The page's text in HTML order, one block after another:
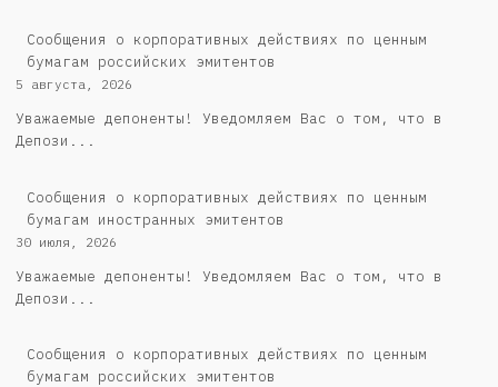
Cообщения о корпоративных действиях по ценным
бумагам российских эмитентов
5 августа, 2026
Уважаемые депоненты! Уведомляем Вас о том, что в
Депози...
Сообщения о корпоративных действиях по ценным
бумагам иностранных эмитентов
30 июля, 2026
Уважаемые депоненты! Уведомляем Вас о том, что в
Депози...
Cообщения о корпоративных действиях по ценным
бумагам российских эмитентов